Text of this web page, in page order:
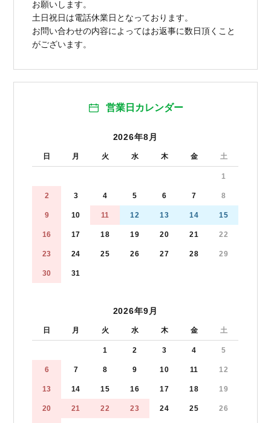
お願いします。
土日祝日は電話休業日となっております。
お問い合わせの内容によってはお返事に数日頂くこと
がございます。
営業日カレンダー
2026年8月
日 月 火 水 木 金 土
1
2 3 4 5 6 7 8
9 10 11 12 13 14 15
16 17 18 19 20 21 22
23 24 25 26 27 28 29
30 31
2026年9月
日 月 火 水 木 金 土
1 2 3 4 5
6 7 8 9 10 11 12
13 14 15 16 17 18 19
20 21 22 23 24 25 26